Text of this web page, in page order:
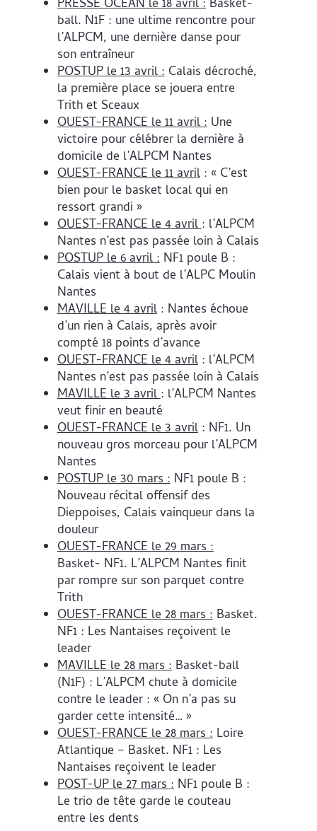
PRESSE OCÉAN le 18 avril :Basket-
ball. N1F : une ultime rencontre pour
l’ALPCM, une dernière danse pour
son entraîneur
POSTUP le 13 avril :Calais décroché,
la première place se jouera entre
Trith et Sceaux
OUEST-FRANCE le 11 avril :Une
victoire pour célébrer la dernière à
domicile de l’ALPCM Nantes
OUEST-FRANCE le 11 avril: « C’est
bien pour le basket local qui en
ressort grandi »
OUEST-FRANCE le 4 avril: l’ALPCM
Nantes n’est pas passée loin à Calais
POSTUP le 6 avril :NF1 poule B :
Calais vient à bout de l’ALPC Moulin
Nantes
MAVILLE le 4 avril: Nantes échoue
d’un rien à Calais, après avoir
compté 18 points d’avance
OUEST-FRANCE le 4 avril: l’ALPCM
Nantes n’est pas passée loin à Calais
MAVILLE le 3 avril: l’ALPCM Nantes
veut finir en beauté
OUEST-FRANCE le 3 avril: NF1. Un
nouveau gros morceau pour l’ALPCM
Nantes
POSTUP le 30 mars :NF1 poule B :
Nouveau récital offensif des
Dieppoises, Calais vainqueur dans la
douleur
OUEST-FRANCE le 29 mars :
Basket- NF1. L’ALPCM Nantes finit
par rompre sur son parquet contre
Trith
OUEST-FRANCE le 28 mars :Basket.
NF1 : Les Nantaises reçoivent le
leader
MAVILLE le 28 mars :Basket-ball
(N1F) : L’ALPCM chute à domicile
contre le leader : « On n’a pas su
garder cette intensité… »
OUEST-FRANCE le 28 mars :Loire
Atlantique – Basket. NF1 : Les
Nantaises reçoivent le leader
POST-UP le 27 mars :NF1 poule B :
Le trio de tête garde le couteau
entre les dents